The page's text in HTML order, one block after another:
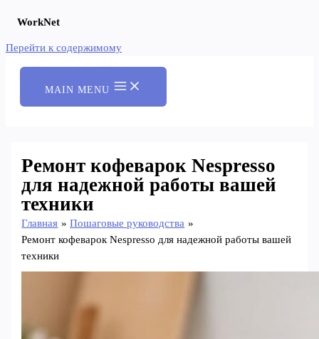
WorkNet
Перейти к содержимому
MAIN MENU
Ремонт кофеварок Nespresso
для надежной работы вашей
техники
Главная
Пошаговые руководства
Ремонт кофеварок Nespresso для надежной работы вашей
техники